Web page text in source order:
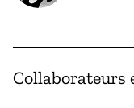
Collaborateurs